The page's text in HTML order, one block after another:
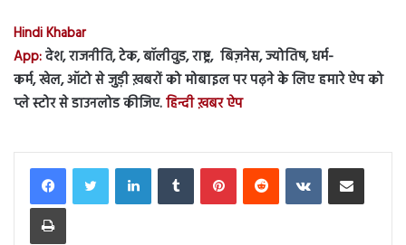
Hindi Khabar
App:देश, राजनीति, टेक, बॉलीवुड, राष्ट्र, बिज़नेस, ज्योतिष, धर्म-
कर्म, खेल, ऑटो से जुड़ी ख़बरों को मोबाइल पर पढ़ने के लिए हमारे ऐप को
प्ले स्टोर से डाउनलोड कीजिए.हिन्दी ख़बर ऐप
LinkedInTumblr PinterestReddit VKontakteShare via Email
Print